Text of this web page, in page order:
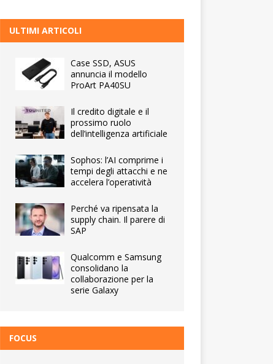
ULTIMI ARTICOLI
Case SSD, ASUS
annuncia il modello
ProArt PA40SU
Il credito digitale e il
prossimo ruolo
dell’intelligenza artificiale
Sophos: l’AI comprime i
tempi degli attacchi e ne
accelera l’operatività
Perché va ripensata la
supply chain. Il parere di
SAP
Qualcomm e Samsung
consolidano la
collaborazione per la
serie Galaxy
FOCUS